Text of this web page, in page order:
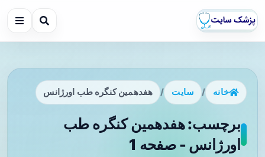
خانه / سایت / هفدهمین کنگره طب اورژانس
برچسب: هفدهمین کنگره طب
اورژانس - صفحه 1